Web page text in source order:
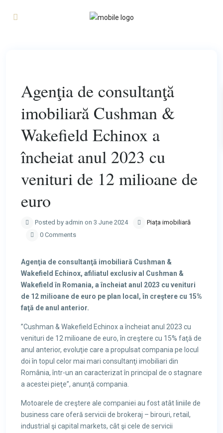
Agenţia de consultanţă
imobiliară Cushman &
Wakefield Echinox a
încheiat anul 2023 cu
venituri de 12 milioane de
euro
Posted by admin on 3 June 2024
Piața imobiliară
0 Comments
Agenţia de consultanţă imobiliară Cushman &
Wakefield Echinox, afiliatul exclusiv al Cushman &
Wakefield în Romania, a încheiat anul 2023 cu venituri
de 12 milioane de euro pe plan local, în creştere cu 15%
faţă de anul anterior.
”Cushman & Wakefield Echinox a încheiat anul 2023 cu
venituri de 12 milioane de euro, în creştere cu 15% faţă de
anul anterior, evoluţie care a propulsat compania pe locul
doi în topul celor mai mari consultanţi imobiliari din
România, într-un an caracterizat în principal de o stagnare
a acestei pieţe”, anunţă compania.
Motoarele de creştere ale companiei au fost atât liniile de
business care oferă servicii de brokeraj – birouri, retail,
industrial şi capital markets, cât şi cele de servicii